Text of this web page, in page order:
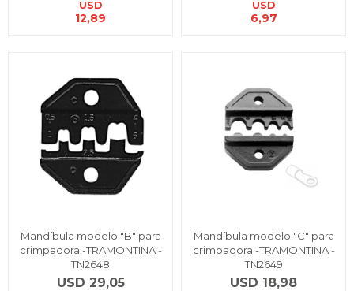
USD
12,89
USD
6,97
Mandíbula modelo "B" para
crimpadora -TRAMONTINA -
TN2648
USD 29,05
Mandíbula modelo "C" para
crimpadora -TRAMONTINA -
TN2649
USD 18,98